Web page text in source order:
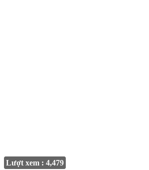
Lượt xem : 4,479